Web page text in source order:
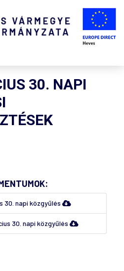
30. NAPI
30. napi közgyűlés
30. napi közgyűlés